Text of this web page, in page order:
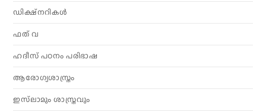
ഡിക്ഷ്നറികൾ
ഫത് വ
ഹദീസ് പഠനം പരിഭാഷ
ആരോഗ്യശാസ്ത്രം
ഇസ്‌ലാമും ശാസ്ത്രവും